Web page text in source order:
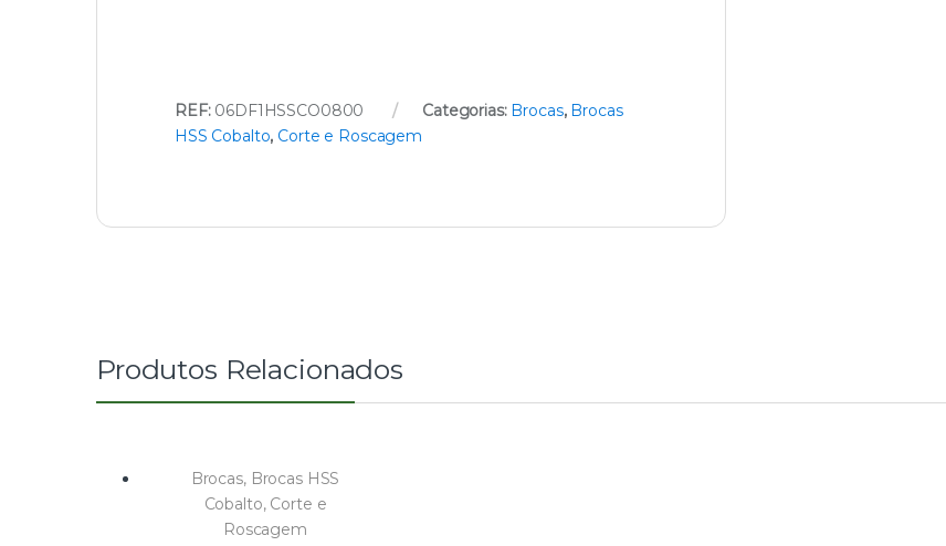
REF: 06DF1HSSCO0800 Categorias: Brocas, Brocas
HSS Cobalto, Corte e Roscagem
Produtos Relacionados
Brocas, Brocas HSS
Cobalto, Corte e
Roscagem